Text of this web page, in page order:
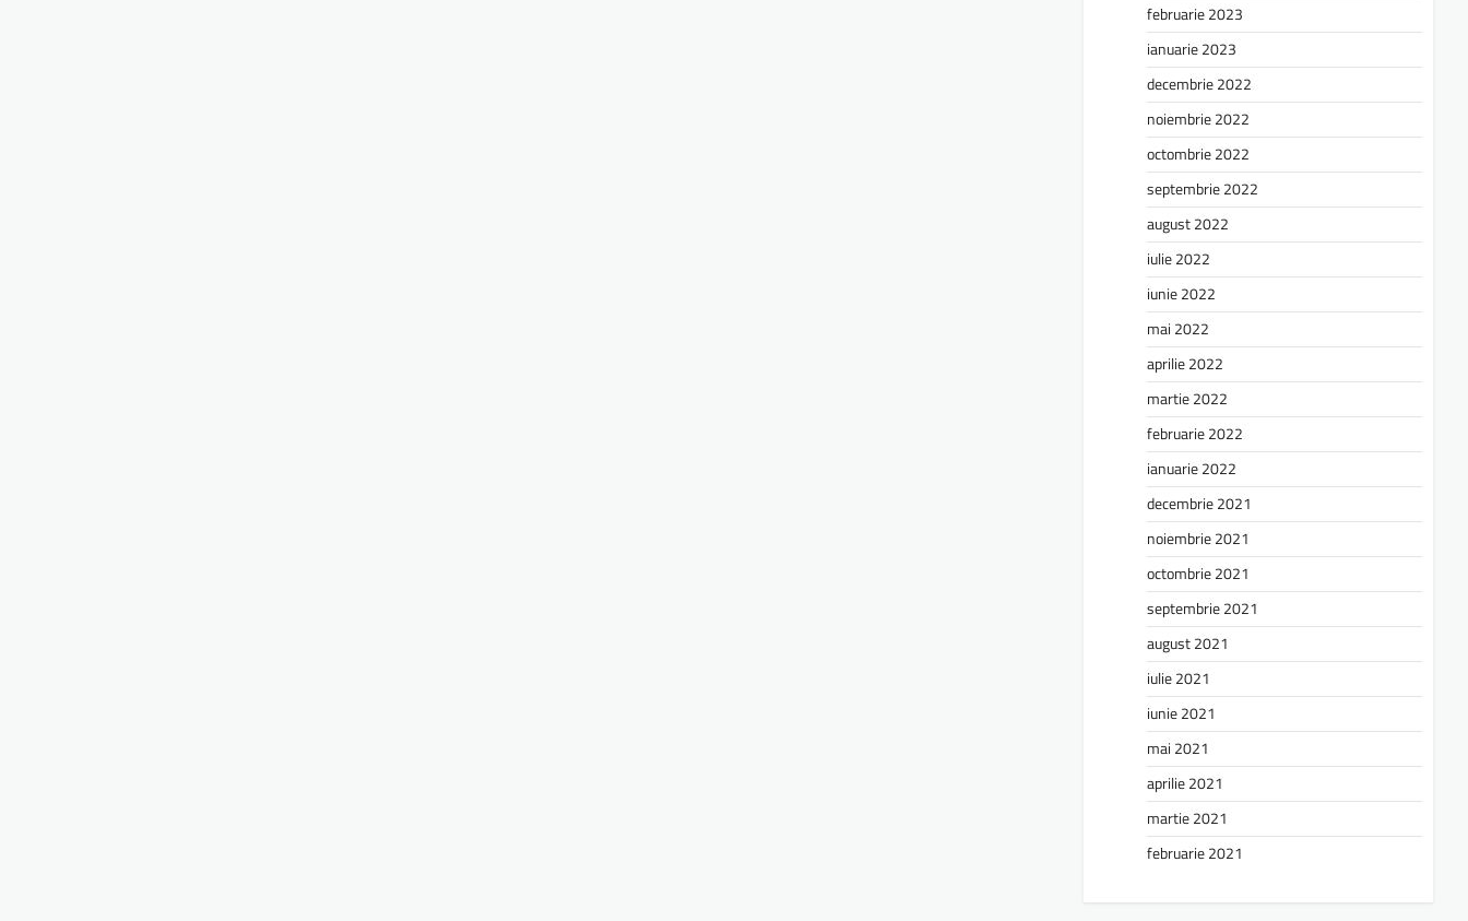
februarie 2023
ianuarie 2023
decembrie 2022
noiembrie 2022
octombrie 2022
septembrie 2022
august 2022
iulie 2022
iunie 2022
mai 2022
aprilie 2022
martie 2022
februarie 2022
ianuarie 2022
decembrie 2021
noiembrie 2021
octombrie 2021
septembrie 2021
august 2021
iulie 2021
iunie 2021
mai 2021
aprilie 2021
martie 2021
februarie 2021